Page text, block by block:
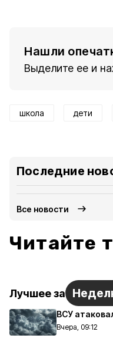
Нашли
Выделите ее и
школа дети
Последние
Все новости
Читайте
Лучшее за
ВСУ
Вчера, 09:12